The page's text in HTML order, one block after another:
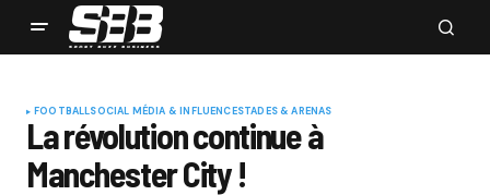
FOOTBALLSOCIAL MÉDIA & INFLUENCESTADES & ARENAS
La révolution continue à
Manchester City !